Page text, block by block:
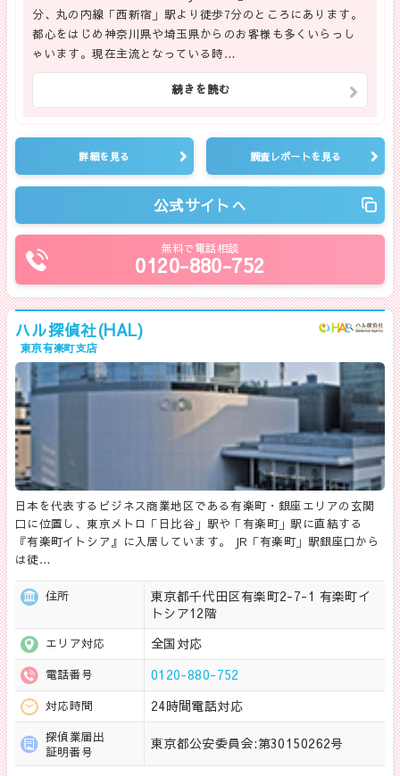
分、丸の内線「西新宿」駅より徒歩7分のところにあります。
都心をはじめ神奈川県や埼玉県からのお客様も多くいらっし
ゃいます。現在主流となっている時…
続きを読む
詳細を見る 調査レポートを見る
公式サイトへ
無料で電話相談
0120-880-752
ハル探偵社(HAL)
東京有楽町支店
日本を代表するビジネス商業地区である有楽町・銀座エリアの玄関
口に位置し、東京メトロ「日比谷」駅や「有楽町」駅に直結する
『有楽町イトシア』に入居しています。 JR「有楽町」駅銀座口から
は徒…
住所
東京都千代田区有楽町2-7-1 有楽町イ
トシア12階
エリア対応 全国対応
電話番号 0120-880-752
対応時間 24時間電話対応
探偵業届出
証明番号
東京都公安委員会:第30150262号